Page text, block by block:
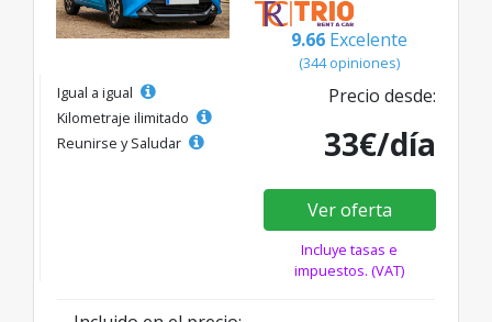
9.66 Excelente
(344 opiniones)
Igual a igual
Kilometraje ilimitado
Reunirse y Saludar
Precio desde:
33€/día
Ver oferta
Incluye tasas e
impuestos. (VAT)